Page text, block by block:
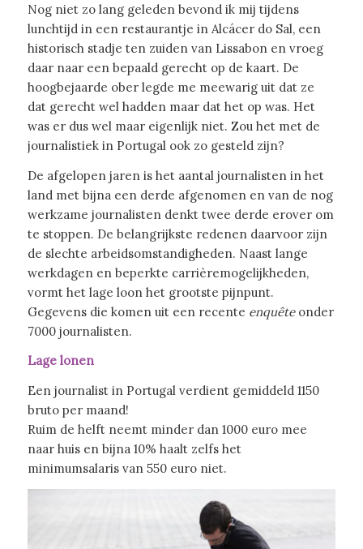
Nog niet zo lang geleden bevond ik mij tijdens
lunchtijd in een restaurantje in Alcácer do Sal, een
historisch stadje ten zuiden van Lissabon en vroeg
daar naar een bepaald gerecht op de kaart. De
hoogbejaarde ober legde me meewarig uit dat ze
dat gerecht wel hadden maar dat het op was. Het
was er dus wel maar eigenlijk niet. Zou het met de
journalistiek in Portugal ook zo gesteld zijn?
De afgelopen jaren is het aantal journalisten in het
land met bijna een derde afgenomen en van de nog
werkzame journalisten denkt twee derde erover om
te stoppen. De belangrijkste redenen daarvoor zijn
de slechte arbeidsomstandigheden. Naast lange
werkdagen en beperkte carrièremogelijkheden,
vormt het lage loon het grootste pijnpunt.
Gegevens die komen uit een recente enquêteonder
7000 journalisten.
Lage lonen
Een journalist in Portugal verdient gemiddeld 1150
bruto per maand!
Ruim de helft neemt minder dan 1000 euro mee
naar huis en bijna 10% haalt zelfs het
minimumsalaris van 550 euro niet.